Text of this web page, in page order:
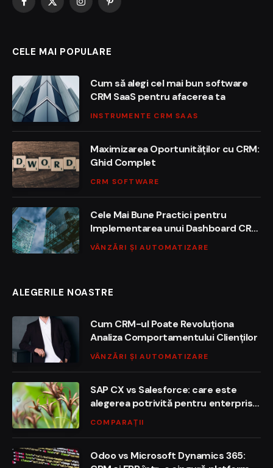
Facebook
X
InstagramPinterest
CELE MAI POPULARE
Cum să alegi cel mai bun software
CRM SaaS pentru afacerea ta
INSTRUMENTE CRM SAAS
Maximizarea Oportunităților cu CRM:
Ghid Complet
CRM SOFTWARE
Cele Mai Bune Practici pentru
Implementarea unui Dashboard CRM
Personalizat
VÂNZĂRI ȘI AUTOMATIZARE
ALEGERILE NOASTRE
Cum CRM-ul Poate Revoluționa
Analiza Comportamentului Clienților
VÂNZĂRI ȘI AUTOMATIZARE
SAP CX vs Salesforce: care este
alegerea potrivită pentru enterprise
în 2026?
COMPARAȚII
Odoo vs Microsoft Dynamics 365: